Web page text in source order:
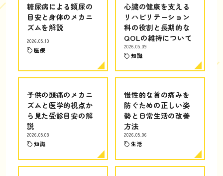
糖尿病による頻尿の
目安と身体のメカニ
ズムを解説
2026.05.10
医療
心臓の健康を支える
リハビリテーション
科の役割と長期的な
QOLの維持について
2026.05.09
知識
子供の頭痛のメカニ
ズムと医学的視点か
ら見た受診目安の解
説
2026.05.08
知識
慢性的な首の痛みを
防ぐための正しい姿
勢と日常生活の改善
方法
2026.05.06
生活